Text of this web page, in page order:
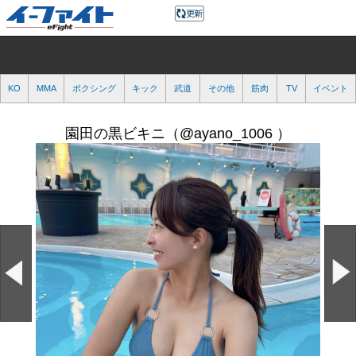
KO MMA ボクシング キック 武道 その他 筋肉 TV イベント
園田の黒ビキニ（@ayano_1006 ）